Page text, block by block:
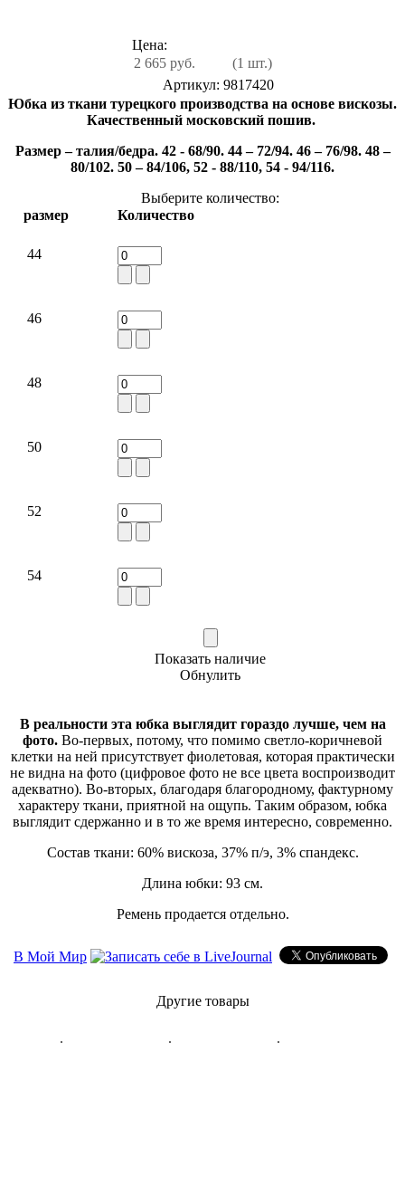
Цена:
2 665 руб.
(1 шт.)
Артикул: 9817420
Юбка из ткани турецкого производства на основе вискозы.
Качественный московский пошив.
Размер – талия/бедра. 42 - 68/90. 44 – 72/94. 46 – 76/98. 48 –
80/102. 50 – 84/106, 52 - 88/110, 54 - 94/116.
Выберите количество:
размер
Количество
44
46
48
50
52
54
Показать наличие
Обнулить
В реальности эта юбка выглядит гораздо лучше, чем на
фото. Во-первых, потому, что помимо светло-коричневой
клетки на ней присутствует фиолетовая, которая практически
не видна на фото (цифровое фото не все цвета воспроизводит
адекватно). Во-вторых, благодаря благородному, фактурному
характеру ткани, приятной на ощупь. Таким образом, юбка
выглядит сдержанно и в то же время интересно, современно.
Состав ткани: 60% вискоза, 37% п/э, 3% спандекс.
Длина юбки: 93 см.
Ремень продается отдельно.
В Мой Мир
Другие товары